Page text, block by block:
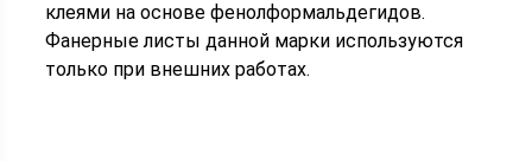
клеями на основе фенолформальдегидов.
Фанерные листы данной марки используются
только при внешних работах.